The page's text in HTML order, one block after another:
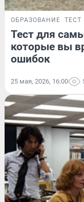
ОБРАЗОВАНИЕ ТЕСТ
Тест для
которые вы
ошибок
25 мая, 2026, 16:00